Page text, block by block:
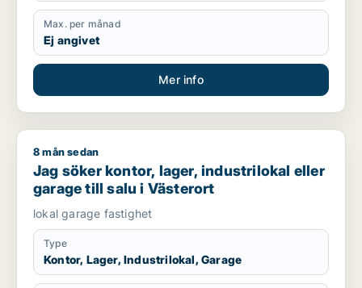
Max. per månad
Ej angivet
Mer info
Jag söker kontor, lager, industrilokal eller garage till salu i
8 mån sedan
Jag söker kontor, lager, industrilokal eller
garage till salu i Västerort
lokal garage fastighet
Type
Kontor, Lager, Industrilokal, Garage